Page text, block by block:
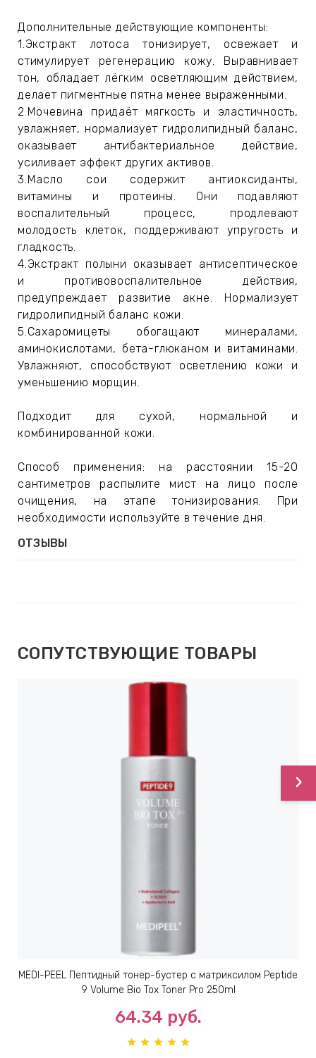
keyboard_arrow_right
keyboard_arrow_right
Дополнительные действующие компоненты:
1.Экстракт лотоса тонизирует, освежает и
стимулирует регенерацию кожу. Выравнивает
тон, обладает лёгким осветляющим действием,
делает пигментные пятна менее выраженными.
2.Мочевина придаёт мягкость и эластичность,
увлажняет, нормализует гидролипидный баланс,
оказывает антибактериальное действие,
усиливает эффект других активов.
3.Масло сои содержит антиоксиданты,
витамины и протеины. Они подавляют
воспалительный процесс, продлевают
молодость клеток, поддерживают упругость и
гладкость.
4.Экстракт полыни оказывает антисептическое
и противовоспалительное действия,
предупреждает развитие акне. Нормализует
гидролипидный баланс кожи.
5.Сахаромицеты обогащают минералами,
аминокислотами, бета-глюканом и витаминами.
Увлажняют, способствуют осветлению кожи и
уменьшению морщин.
Подходит для сухой, нормальной и
комбинированной кожи.
Способ применения: на расстоянии 15-20
сантиметров распылите мист на лицо после
очищения, на этапе тонизирования. При
необходимости используйте в течение дня.
ОТЗЫВЫ
СОПУТСТВУЮЩИЕ ТОВАРЫ
MEDI-PEEL Пептидный тонер-бустер с матриксилом Peptide
9 Volume Bio Tox Toner Pro 250ml
64.34 руб.
›